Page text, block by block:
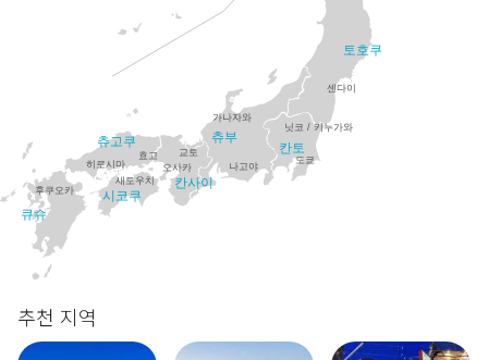
토호쿠
칸토
츄부
칸사이
시코쿠
큐슈
츄고쿠
센다이
닛코 / 키누가와
도쿄
가나자와
나고야
교토
오사카
히로시마
새토우치
후쿠오카
효고
추천 지역